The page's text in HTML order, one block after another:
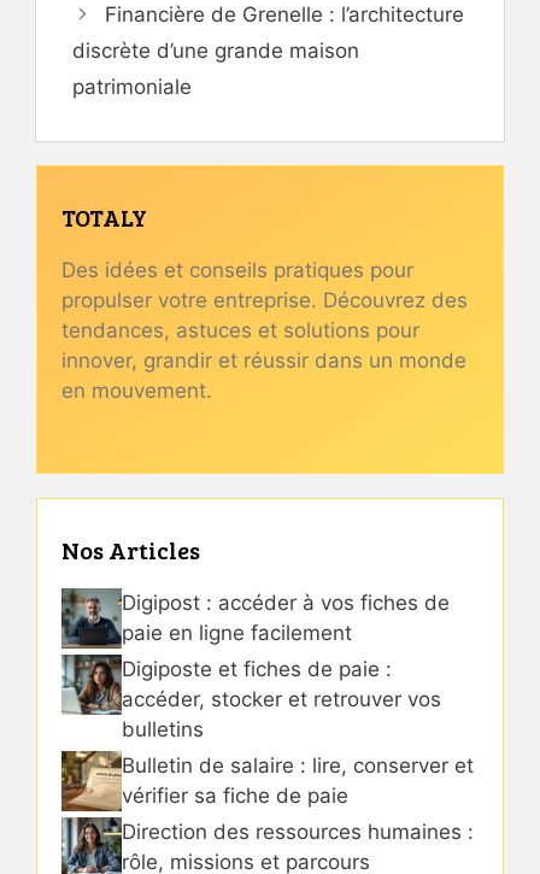
Financière de Grenelle : l’architecture
discrète d’une grande maison
patrimoniale
TOTALY
Des idées et conseils pratiques pour
propulser votre entreprise. Découvrez des
tendances, astuces et solutions pour
innover, grandir et réussir dans un monde
en mouvement.
Nos Articles
Digipost : accéder à vos fiches de
paie en ligne facilement
Digiposte et fiches de paie :
accéder, stocker et retrouver vos
bulletins
Bulletin de salaire : lire, conserver et
vérifier sa fiche de paie
Direction des ressources humaines :
rôle, missions et parcours